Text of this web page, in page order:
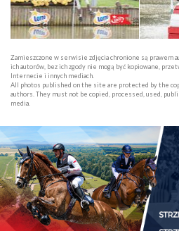
Zamieszczone w serwisie zdjęcia chronione są prawem
ich autorów, bez ich zgody nie mogą być kopiowane,
Internecie i innych mediach.
All photos published on the site are protected by the
authors. They must not be copied, processed, used,
media.